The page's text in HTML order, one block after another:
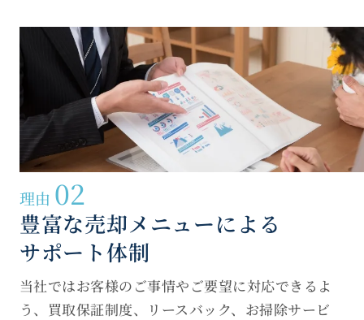
理由 02
豊富な売却メニューによる
サポート体制
当社ではお客様のご事情やご要望に対応できるよ
う、買取保証制度、リースバック、お掃除サービ